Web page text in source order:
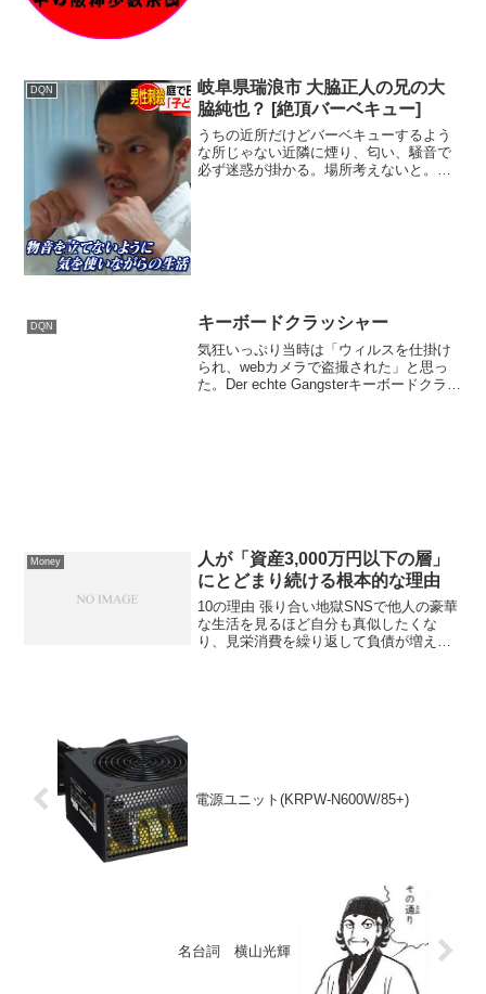
DQN
岐阜県瑞浪市 大脇正人の兄の大
脇純也？ [絶頂バーベキュー]
うちの近所だけどバーベキューするよう
な所じゃない近隣に煙り、匂い、騒音で
必ず迷惑が掛かる。場所考えないと。大
DQN キーボードクラッシャー
気狂いっぷり当時は「ウィルスを仕掛け
られ、webカメラで盗撮された」と思っ
た。Der echte Gangsterキーボードクラッ
Money
人が「資産3,000万円以下の層」
にとどまり続ける根本的な理由
10の理由 張り合い地獄SNSで他人の豪華
な生活を見るほど自分も真似したくな
り、見栄消費を繰り返して負債が増え
電源ユニット(KRPW-N600W/85+)
名台詞 横山光輝